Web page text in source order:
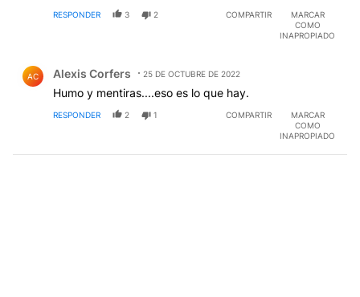
RESPONDER 3 2 COMPARTIR
MARCAR
COMO
INAPROPIADO
AC Alexis Corfers 25 DE OCTUBRE DE 2022
Humo y mentiras....eso es lo que hay.
RESPONDER 2 1 COMPARTIR
MARCAR
COMO
INAPROPIADO